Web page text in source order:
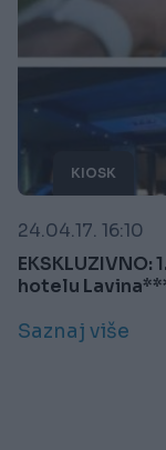
KIOSK
24.04.17. 16:10
EKSKLUZIVNO:
hotelu
Saznaj više